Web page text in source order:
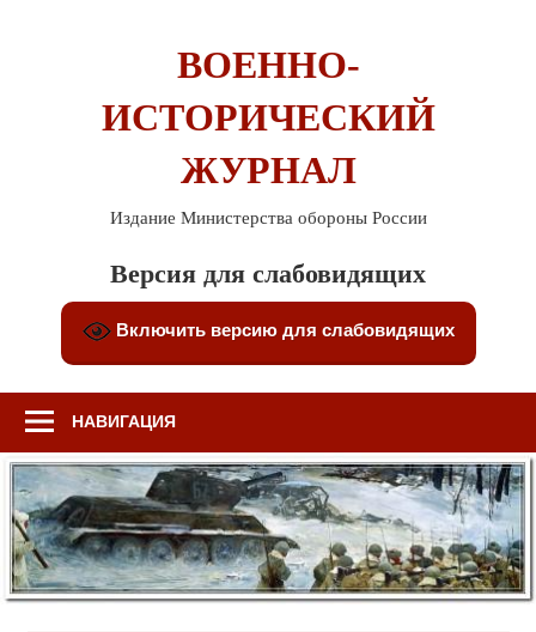
ВОЕННО-
ИСТОРИЧЕСКИЙ
ЖУРНАЛ
Издание Министерства обороны России
Версия для слабовидящих
Включить версию для слабовидящих
НАВИГАЦИЯ